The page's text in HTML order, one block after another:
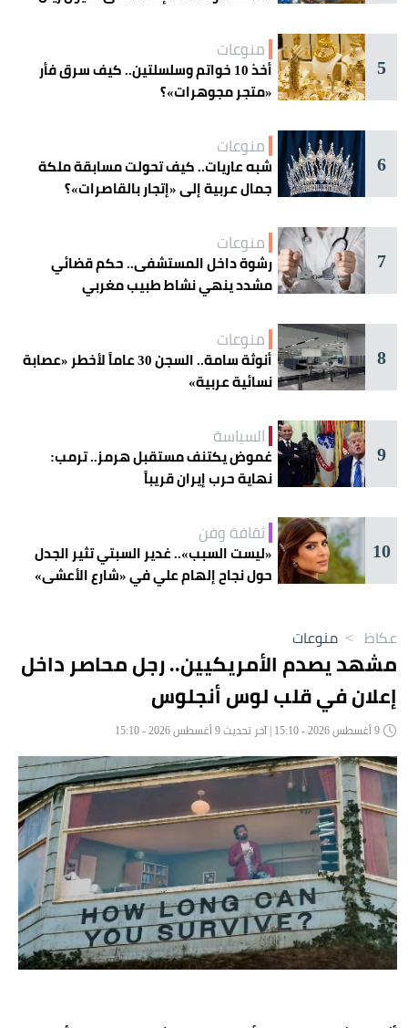
5
منوعات
أخذ 10 خواتم وسلسلتين.. كيف سرق فأر
«متجر مجوهرات»؟
6
منوعات
شبه عاريات.. كيف تحولت مسابقة ملكة
جمال عربية إلى «إتجار بالقاصرات»؟
7
منوعات
رشوة داخل المستشفى.. حكم قضائي
مشدد ينهي نشاط طبيب مغربي
8
منوعات
أنوثة سامة.. السجن 30 عاماً لأخطر «عصابة
نسائية عربية»
9
السياسة
غموض يكتنف مستقبل هرمز.. ترمب:
نهاية حرب إيران قريباً
10
ثقافة وفن
«ليست السبب».. غدير السبتي تثير الجدل
حول نجاح إلهام علي في «شارع الأعشى»
عكاظ > منوعات
مشهد يصدم الأمريكيين.. رجل محاصر داخل
إعلان في قلب لوس أنجلوس